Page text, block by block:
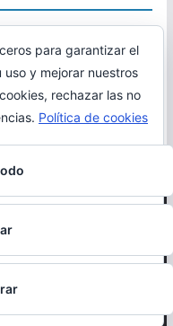
MiRioja
para garantizar el
y mejorar nuestros
rechazar las no
Política de cookies